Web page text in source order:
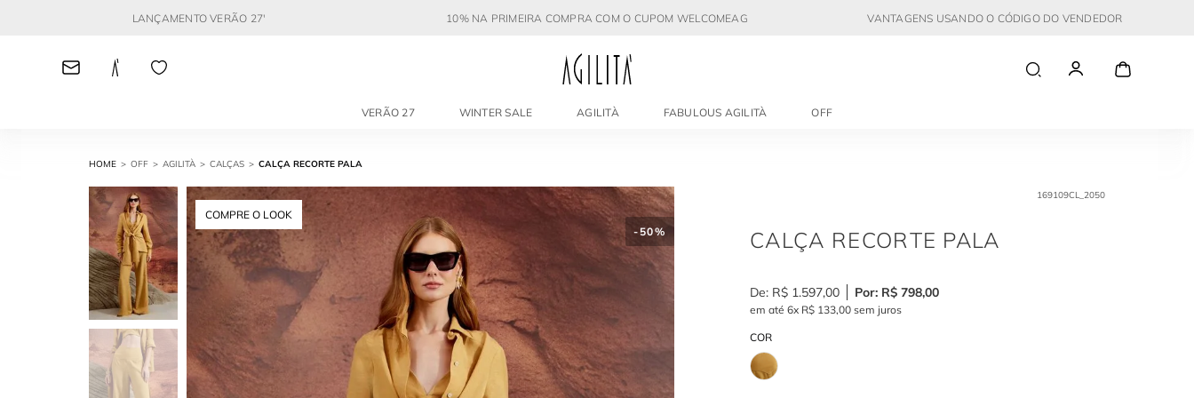
LANÇAMENTO VERÃO 27' 10% NA PRIMEIRA COMPRA COM O CUPOM WELCOMEAG VANTAGENS USANDO O CÓDIGO DO VENDEDOR
VERÃO 27 WINTER SALE AGILITÀ FABULOUS AGILITÀ OFF
OFF AGILITÀ CALÇAS CALÇA RECORTE PALA
COMPRE O LOOK
- 50%
169109CL_2050
CALÇA RECORTE PALA
R$ 1.597,00 R$ 798,00
em até 6x R$ 133,00 sem juros
COR